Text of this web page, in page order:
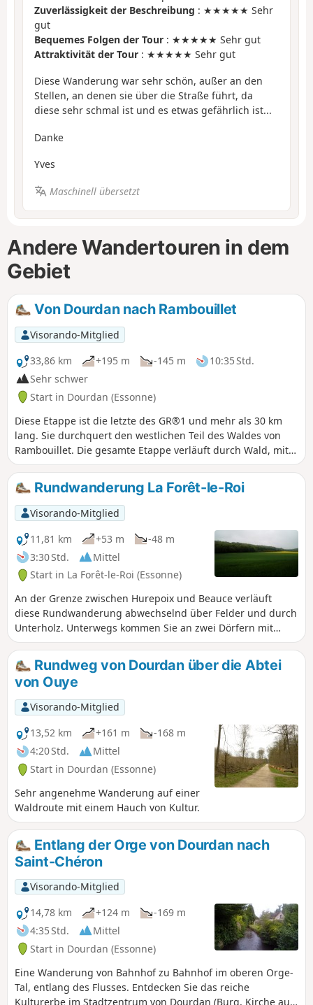
Zuverlässigkeit der Beschreibung : ★★★★★ Sehr
gut
Bequemes Folgen der Tour : ★★★★★ Sehr gut
Attraktivität der Tour : ★★★★★ Sehr gut
Diese Wanderung war sehr schön, außer an den
Stellen, an denen sie über die Straße führt, da
diese sehr schmal ist und es etwas gefährlich ist...
Danke
Yves
Maschinell übersetzt
Andere Wandertouren in dem
Gebiet
Von Dourdan nach Rambouillet
Visorando-Mitglied
33,86 km
+195 m -145 m
10:35 Std.
Sehr schwer
Start in Dourdan (Essonne)
Diese Etappe ist die letzte des GR®1 und mehr als 30 km
lang. Sie durchquert den westlichen Teil des Waldes von
Rambouillet. Die gesamte Etappe verläuft durch Wald, mit
Ausnahme der Durchquerung von Saint-Léger-en-Yvelines.
Die Strecke verbindet zwei Städte mit großem historischem
Potenzial: Dourdan und Rambouillet. Die Strecke ist
überwiegend flach und weist viele gerade Abschnitte auf.
Am Ende der Strecke befinden sich einige sehenswerte
Teiche, wie der Étang de la Tour und der Étang d'Or.
Rundwanderung La Forêt-le-Roi
Visorando-Mitglied
11,81 km
+53 m
-48 m
3:30 Std.
Mittel
Start in La Forêt-le-Roi (Essonne)
An der Grenze zwischen Hurepoix und Beauce verläuft
diese Rundwanderung abwechselnd über Felder und durch
Unterholz. Unterwegs kommen Sie an zwei Dörfern mit
alten Kirchen und schönen Häusern vorbei.
Rundweg von Dourdan über die Abtei
von Ouye
Visorando-Mitglied
13,52 km
+161 m
-168 m
4:20 Std.
Mittel
Start in Dourdan (Essonne)
Sehr angenehme Wanderung auf einer
Waldroute mit einem Hauch von Kultur.
Entlang der Orge von Dourdan nach
Saint-Chéron
Visorando-Mitglied
14,78 km
+124 m
-169 m
4:35 Std.
Mittel
Start in Dourdan (Essonne)
Eine Wanderung von Bahnhof zu Bahnhof im oberen Orge-
Tal, entlang des Flusses. Entdecken Sie das reiche
Kulturerbe im Stadtzentrum von Dourdan (Burg, Kirche aus